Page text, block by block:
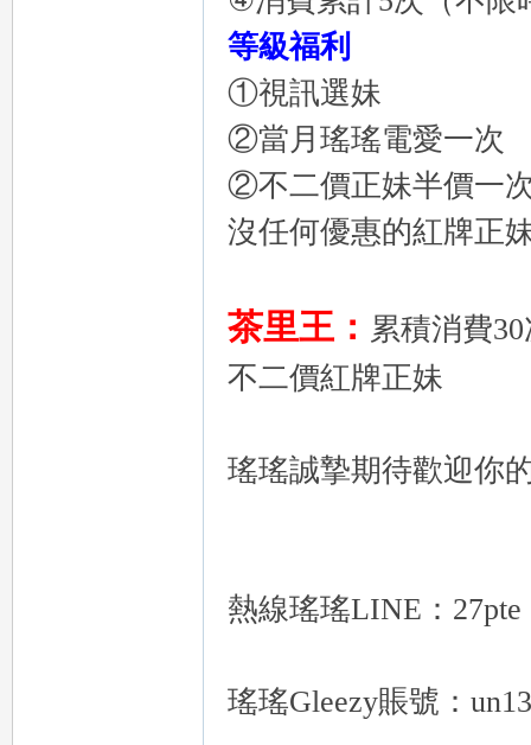
等級福利
①視訊選妹
②當月瑤瑤電愛一次
②不二價正妹半價一
沒任何優惠的紅牌正
茶里王： 累積消費
不二價紅牌正妹
瑤瑤誠摯期待歡迎你
熱線瑤瑤LINE：27pte
瑤瑤Gleezy賬號：